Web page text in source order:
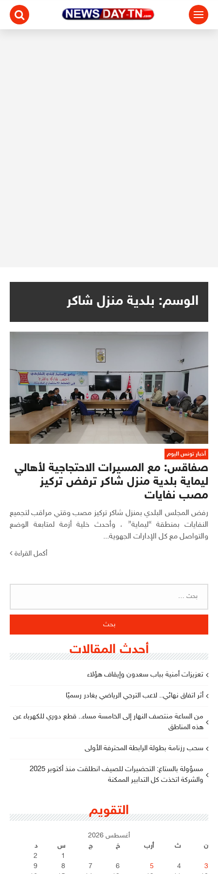
الوسم: بلدية منزل شاكر
أخبار تونس اليوم
صفاقس: مع المسيرات الاحتجاجية لأهالي
ليماية بلدية منزل شاكر ترفض تركيز
مصب نفايات
رفض المجلس البلدي بمنزل شاكر تركيز مصب وقتي مراقب لتجميع
النفايات بمنطقة “ليماية” ، وأحدث خلية أزمة لمتابعة الوضع
والتواصل مع كل الإدارات الجهوية...
أكمل القراءة
أحدث المقالات
تعزيزات أمنية بباب سعدون وإيقاف هؤلاء
أثر اتفاق نهائي.. لاعب الترجي الرياضي يغادر رسميًا
من الساعة منتصف النهار إلى الخامسة مساء.. قطع دوري للكهرباء عن
هذه المناطق
سحب رزنامة بطولة الرابطة المحترفة الأولى
مسؤولة بالستاغ: التحضيرات للصيف انطلقت منذ أكتوبر 2025
والشركة اتخذت كل التدابير الممكنة
التقويم
أغسطس 2026
ن
ث أرب خ ج س
د
1
2
3
4
5
6
7
8
9